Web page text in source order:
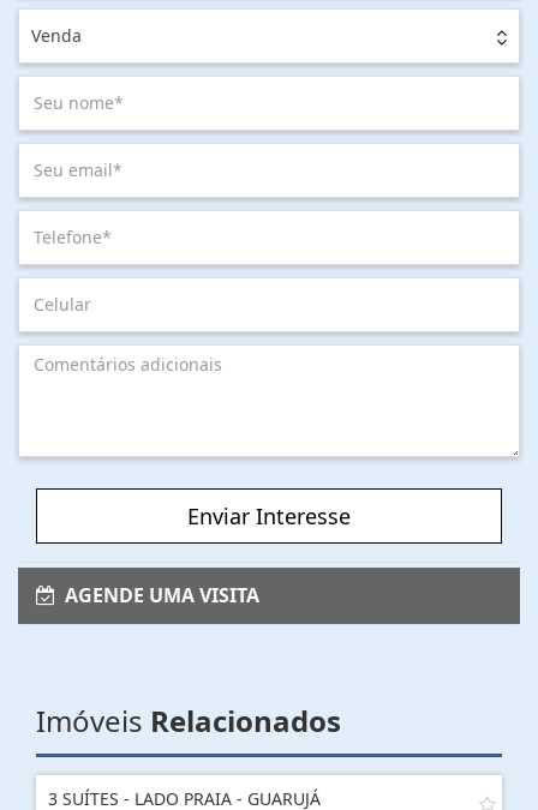
Venda
Enviar Interesse
AGENDE UMA VISITA
Imóveis Relacionados
3 SUÍTES - LADO PRAIA - GUARUJÁ